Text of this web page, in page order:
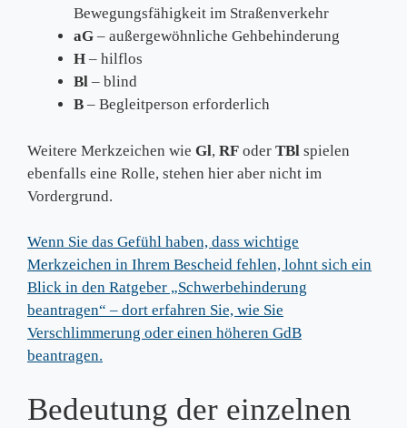
Bewegungsfähigkeit im Straßenverkehr
aG – außergewöhnliche Gehbehinderung
H – hilflos
Bl – blind
B – Begleitperson erforderlich
Weitere Merkzeichen wie Gl, RF oder TBl spielen
ebenfalls eine Rolle, stehen hier aber nicht im
Vordergrund.
Wenn Sie das Gefühl haben, dass wichtige
Merkzeichen in Ihrem Bescheid fehlen, lohnt sich ein
Blick in den Ratgeber „Schwerbehinderung
beantragen“ – dort erfahren Sie, wie Sie
Verschlimmerung oder einen höheren GdB
beantragen.
Bedeutung der einzelnen